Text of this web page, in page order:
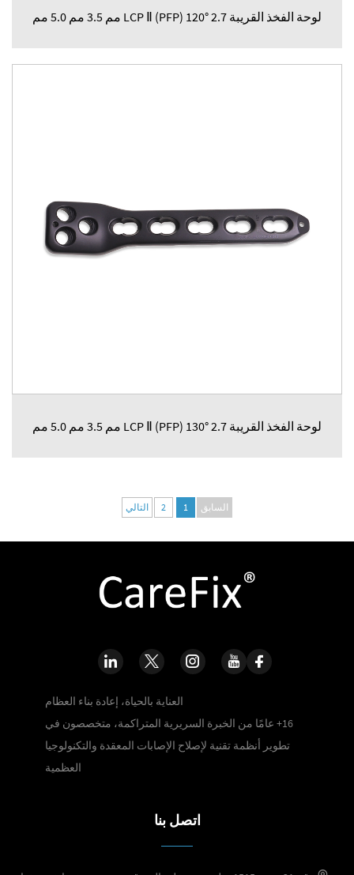
لوحة الفخذ القريبة LCP Ⅱ (PFP) 120° 2.7 مم 3.5 مم 5.0 مم
لوحة الفخذ القريبة LCP Ⅱ (PFP) 130° 2.7 مم 3.5 مم 5.0 مم
السابق 1
2 التالي
العناية بالحياة، إعادة بناء العظام
16+ عامًا من الخبرة السريرية المتراكمة، متخصصون في
تطوير أنظمة تقنية لإصلاح الإصابات المعقدة والتكنولوجيا
العظمية
اتصل بنا